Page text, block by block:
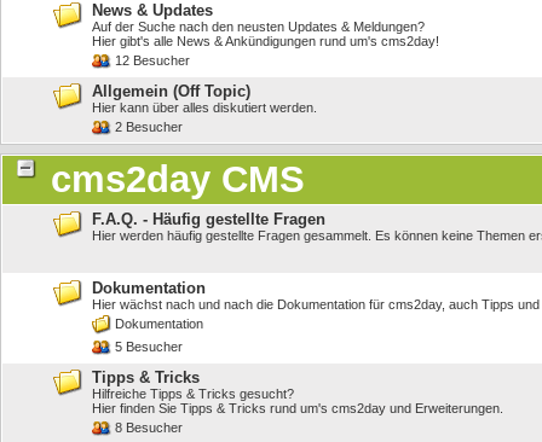
News & Updates
Auf der Suche nach den neusten Updates & Meldungen?
Hier gibt's alle News & Ankündigungen rund um's cms2day!
12 Besucher
Allgemein (Off Topic)
Hier kann über alles diskutiert werden.
2 Besucher
cms2day CMS
F.A.Q. - Häufig gestellte Fragen
Hier werden häufig gestellte Fragen gesammelt. Es können keine Themen
Dokumentation
Hier wächst nach und nach die Dokumentation für cms2day, auch Tipps
Dokumentation
5 Besucher
Tipps & Tricks
Hilfreiche Tipps & Tricks gesucht?
Hier finden Sie Tipps & Tricks rund um's cms2day und Erweiterungen.
8 Besucher